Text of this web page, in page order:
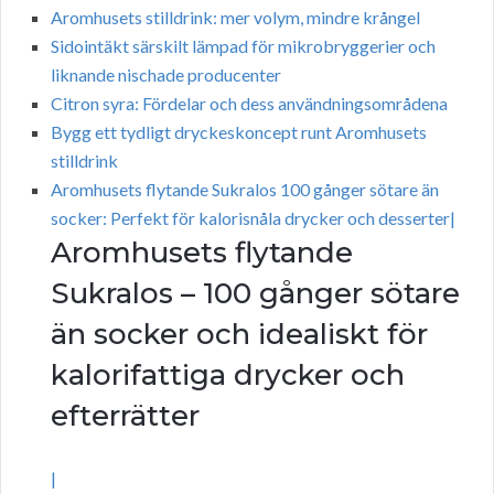
Aromhusets stilldrink: mer volym, mindre krångel
Sidointäkt särskilt lämpad för mikrobryggerier och
liknande nischade producenter
Citron syra: Fördelar och dess användningsområdena
Bygg ett tydligt dryckeskoncept runt Aromhusets
stilldrink
Aromhusets flytande Sukralos 100 gånger sötare än
socker: Perfekt för kalorisnåla drycker och desserter|
Aromhusets flytande
Sukralos – 100 gånger sötare
än socker och idealiskt för
kalorifattiga drycker och
efterrätter
|